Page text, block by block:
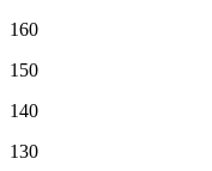
160
150
140
130